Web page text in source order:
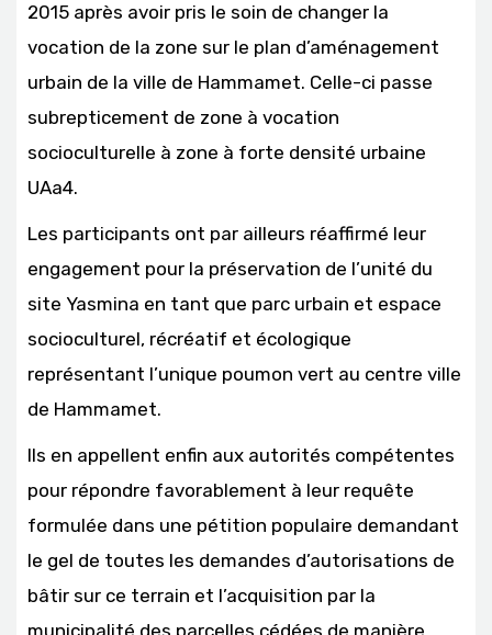
2015 après avoir pris le soin de changer la
vocation de la zone sur le plan d’aménagement
urbain de la ville de Hammamet. Celle-ci passe
subrepticement de zone à vocation
socioculturelle à zone à forte densité urbaine
UAa4.
Les participants ont par ailleurs réaffirmé leur
engagement pour la préservation de l’unité du
site Yasmina en tant que parc urbain et espace
socioculturel, récréatif et écologique
représentant l’unique poumon vert au centre ville
de Hammamet.
Ils en appellent enfin aux autorités compétentes
pour répondre favorablement à leur requête
formulée dans une pétition populaire demandant
le gel de toutes les demandes d’autorisations de
bâtir sur ce terrain et l’acquisition par la